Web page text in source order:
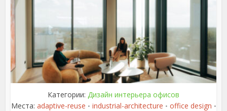
Категории: Дизайн интерьера офисов
Места: adaptive-reuse • industrial-architecture • office design •